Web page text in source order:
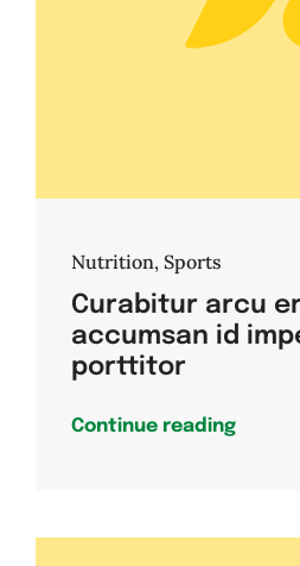
Nutrition, Sports
Curabitur arcu
accumsan id
porttitor
Continue reading